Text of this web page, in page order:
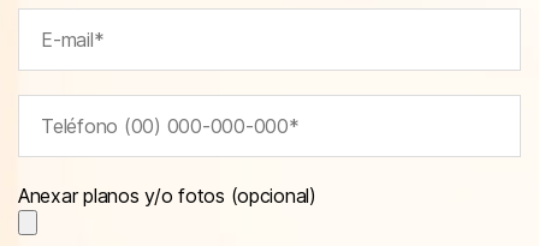
Anexar planos y/o fotos (opcional)